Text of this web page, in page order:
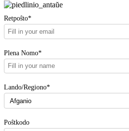
Retpoŝto*
Plena Nomo*
Lando/Regiono*
Poŝtkodo